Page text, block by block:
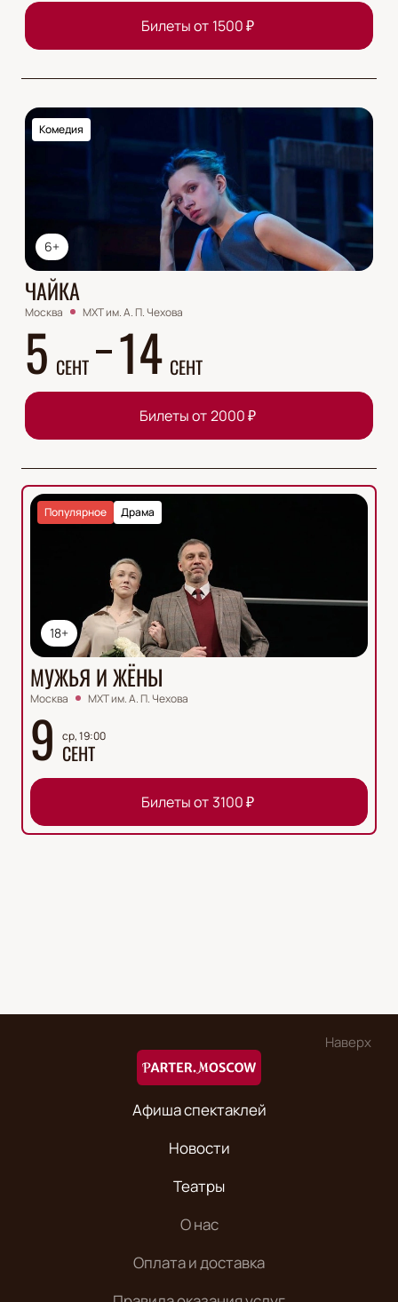
Билеты от 1500₽
6+
Комедия
ЧАЙКА
Москва МХТ им. А. П. Чехова
5 СЕНТ 14 СЕНТ
Билеты от 2000₽
18+
Драма
Популярное
МУЖЬЯ И ЖЁНЫ
Москва МХТ им. А. П. Чехова
9 ср, 19:00
СЕНТ
Билеты от 3100₽
Наверх
Афиша спектаклей
Новости
Театры
О нас
Оплата и доставка